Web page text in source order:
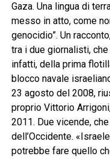
Gaza. Una lingua di
messo in atto, come
genocidio”. Un
tra i due giornalisti,
infatti, della prima
blocco navale
23 agosto del 2008,
proprio Vittorio
2011. Due vicende,
dell’Occidente.
potrebbe fare quello